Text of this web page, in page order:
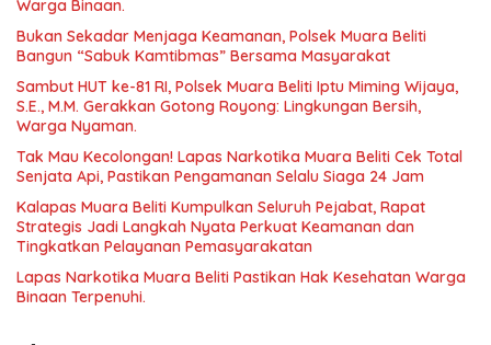
Warga Binaan.
Bukan Sekadar Menjaga Keamanan, Polsek Muara Beliti
Bangun “Sabuk Kamtibmas” Bersama Masyarakat
Sambut HUT ke-81 RI, Polsek Muara Beliti Iptu Miming Wijaya,
S.E., M.M. Gerakkan Gotong Royong: Lingkungan Bersih,
Warga Nyaman.
Tak Mau Kecolongan! Lapas Narkotika Muara Beliti Cek Total
Senjata Api, Pastikan Pengamanan Selalu Siaga 24 Jam
Kalapas Muara Beliti Kumpulkan Seluruh Pejabat, Rapat
Strategis Jadi Langkah Nyata Perkuat Keamanan dan
Tingkatkan Pelayanan Pemasyarakatan
Lapas Narkotika Muara Beliti Pastikan Hak Kesehatan Warga
Binaan Terpenuhi.